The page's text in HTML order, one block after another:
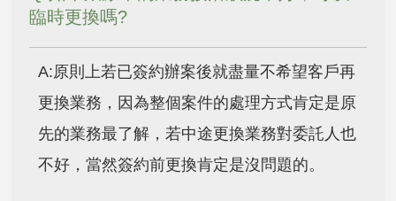
臨時更換嗎?
A:原則上若已簽約辦案後就盡量不希望客戶再
更換業務，因為整個案件的處理方式肯定是原
先的業務最了解，若中途更換業務對委託人也
不好，當然簽約前更換肯定是沒問題的。